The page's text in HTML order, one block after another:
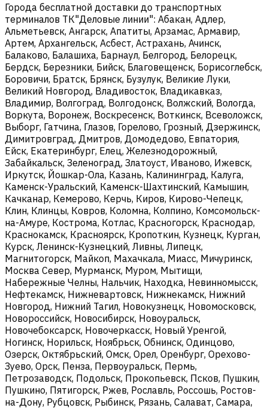
Города бесплатной доставки до транспортных
терминалов ТК"Деловые линии": Абакан, Адлер,
Альметьевск, Ангарск, Апатиты, Арзамас, Армавир,
Артем, Архангельск, Асбест, Астрахань, Ачинск,
Балаково, Балашиха, Барнаул, Белгород, Белорецк,
Бердск, Березники, Бийск, Благовещенск, Борисоглебск,
Боровичи, Братск, Брянск, Бузулук, Великие Луки,
Великий Новгород, Владивосток, Владикавказ,
Владимир, Волгоград, Волгодонск, Волжский, Вологда,
Воркута, Воронеж, Воскресенск, Воткинск, Всеволожск,
Выборг, Гатчина, Глазов, Горелово, Грозный, Дзержинск,
Димитровград, Дмитров, Домодедово, Евпатория,
Ейск, Екатеринбург, Елец, Железнодорожный,
Забайкальск, Зеленоград, Златоуст, Иваново, Ижевск,
Иркутск, Йошкар-Ола, Казань, Калининград, Калуга,
Каменск-Уральский, Каменск-Шахтинский, Камышин,
Качканар, Кемерово, Керчь, Киров, Кирово-Чепецк,
Клин, Клинцы, Ковров, Коломна, Колпино, Комсомольск-
на-Амуре, Кострома, Котлас, Красногорск, Краснодар,
Краснокамск, Красноярск, Кропоткин, Кузнецк, Курган,
Курск, Ленинск-Кузнецкий, Ливны, Липецк,
Магнитогорск, Майкоп, Махачкала, Миасс, Мичуринск,
Москва Север, Мурманск, Муром, Мытищи,
Набережные Челны, Нальчик, Находка, Невинномысск,
Нефтекамск, Нижневартовск, Нижнекамск, Нижний
Новгород, Нижний Тагил, Новокузнецк, Новомосковск,
Новороссийск, Новосибирск, Новоуральск,
Новочебоксарск, Новочеркасск, Новый Уренгой,
Ногинск, Норильск, Ноябрьск, Обнинск, Одинцово,
Озерск, Октябрьский, Омск, Орел, Оренбург, Орехово-
Зуево, Орск, Пенза, Первоуральск, Пермь,
Петрозаводск, Подольск, Прокопьевск, Псков, Пушкин,
Пушкино, Пятигорск, Ржев, Рославль, Россошь, Ростов-
на-Дону, Рубцовск, Рыбинск, Рязань, Салават, Самара,